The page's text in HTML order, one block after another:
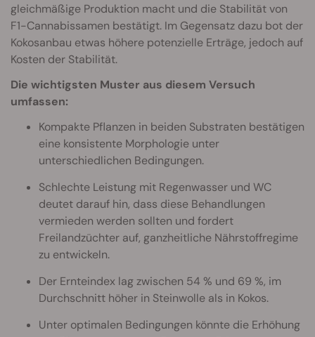
gleichmäßige Produktion macht und die Stabilität von
F1-Cannabissamen bestätigt. Im Gegensatz dazu bot der
Kokosanbau etwas höhere potenzielle Erträge, jedoch auf
Kosten der Stabilität.
Die wichtigsten Muster aus diesem Versuch
umfassen:
Kompakte Pflanzen in beiden Substraten bestätigen
eine konsistente Morphologie unter
unterschiedlichen Bedingungen.
Schlechte Leistung mit Regenwasser und WC
deutet darauf hin, dass diese Behandlungen
vermieden werden sollten und fordert
Freilandzüchter auf, ganzheitliche Nährstoffregime
zu entwickeln.
Der Ernteindex lag zwischen 54 % und 69 %, im
Durchschnitt höher in Steinwolle als in Kokos.
Unter optimalen Bedingungen könnte die Erhöhung